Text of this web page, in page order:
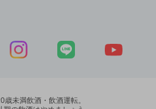
歳未満飲酒・飲酒運転。